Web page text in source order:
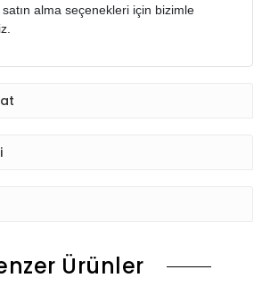
alma seçenekleri için bizimle
Ürünler